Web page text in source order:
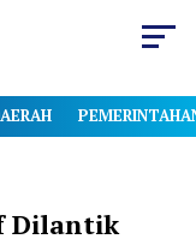
Dilantik